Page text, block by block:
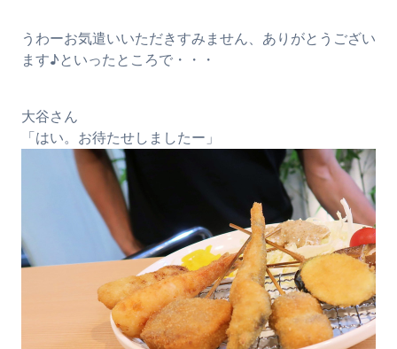
うわーお気遣いいただきすみません、ありがとうござい
ます♪といったところで・・・
大谷さん
「はい。お待たせしましたー」